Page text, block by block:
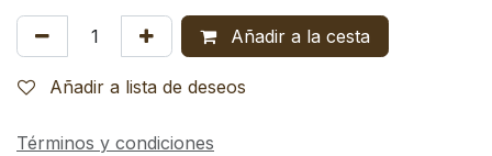
Añadir a la cesta
Añadir a lista de deseos
Términos y condiciones